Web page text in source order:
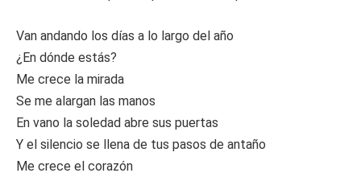
Van andando los días a lo largo del año
¿En dónde estás?
Me crece la mirada
Se me alargan las manos
En vano la soledad abre sus puertas
Y el silencio se llena de tus pasos de antaño
Me crece el corazón